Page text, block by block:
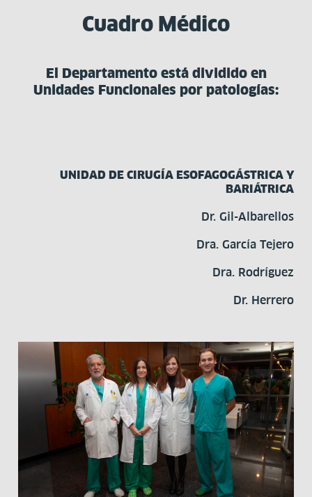
Cuadro Médico
El Departamento está dividido en
Unidades Funcionales por patologías:
UNIDAD DE CIRUGÍA ESOFAGOGÁSTRICA Y
BARIÁTRICA
Dr. Gil-Albarellos
Dra. García Tejero
Dra. Rodríguez
Dr. Herrero